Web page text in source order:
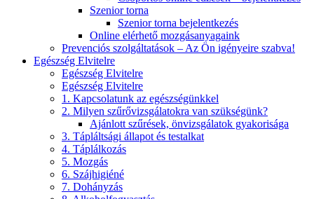
Szenior torna
Szenior torna bejelentkezés
Online elérhető mozgásanyagaink
Prevenciós szolgáltatások – Az Ön igényeire szabva!
Egészség Elvitelre
Egészség Elvitelre
Egészség Elvitelre
1. Kapcsolatunk az egészségünkkel
2. Milyen szűrővizsgálatokra van szükségünk?
Ajánlott szűrések, önvizsgálatok gyakorisága
3. Tápláltsági állapot és testalkat
4. Táplálkozás
5. Mozgás
6. Szájhigiéné
7. Dohányzás